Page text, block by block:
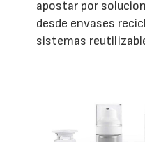
apostar por
desde envases
sistemas